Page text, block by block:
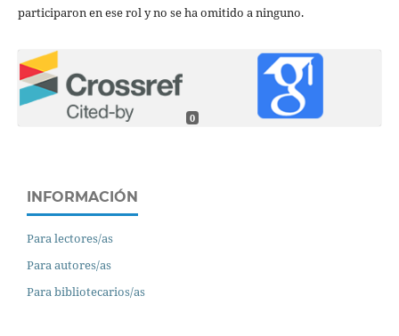
participaron en ese rol y no se ha omitido a ninguno.
0
INFORMACIÓN
Para lectores/as
Para autores/as
Para bibliotecarios/as